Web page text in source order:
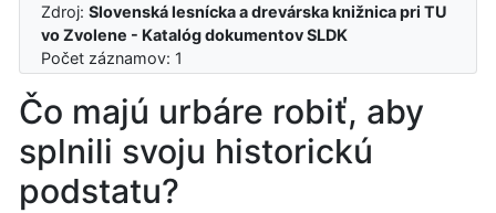
Zdroj:Slovenská lesnícka a drevárska knižnica pri TU
vo Zvolene - Katalóg dokumentov SLDK
Počet záznamov: 1
Čo majú urbáre robiť, aby
splnili svoju historickú
podstatu?